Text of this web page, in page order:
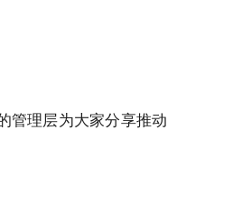
管理层为大家分享推动